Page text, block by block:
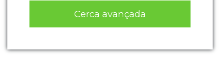
Cerca avançada